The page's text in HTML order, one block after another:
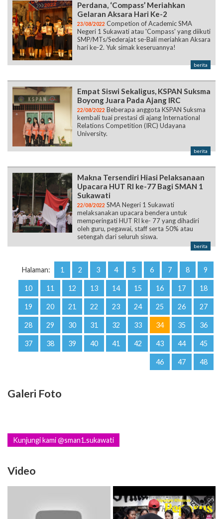
Perdana, ‘Compass’ Meriahkan
Gelaran Aksara Hari Ke-2
23/08/2022 Competion of Academic SMA
Negeri 1 Sukawati atau 'Compass' yang diikuti
SMP/MTs/Sederajat se-Bali meriahkan Aksara
hari ke-2. Yuk simak keseruannya!
berita
Empat Siswi Sekaligus, KSPAN Suksma
Boyong Juara Pada Ajang IRC
22/08/2022 Beberapa anggota KSPAN Suksma
kembali tuai prestasi di ajang International
Relations Competition (IRC) Udayana
University.
berita
Makna Tersendiri Hiasi Pelaksanaan
Upacara HUT RI ke-77 Bagi SMAN 1
Sukawati
22/08/2022 SMA Negeri 1 Sukawati
melaksanakan upacara bendera untuk
memperingati HUT RI ke- 77 yang dihadiri
oleh guru, pegawai, staff serta 50% atau
setengah dari seluruh siswa.
berita
Halaman: 1 2 3 4 5 6 7 8 9
10 11 12 13 14 15 16 17 18
19 20 21 22 23 24 25 26 27
28 29 30 31 32 33 34 35 36
37 38 39 40 41 42 43 44 45
46 47 48
Galeri Foto
Kunjungi kami @sman1.sukawati
Video